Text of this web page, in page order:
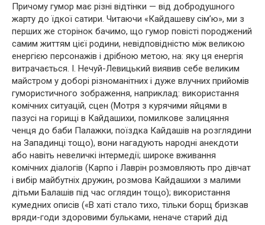
Причому гумор має різні відтінки — від добродушного
жарту до їдкої сатири. Читаючи «Кайдашеву сім’ю», ми з
перших же сторінок бачимо, що гумор повісті породжений
самим життям цієї родини, невідповідністю між великою
енергією персонажів і дрібною метою, на: яку ця енергія
витрачається. І. Нечуй-Левицький виявив себе великим
майстром у доборі різноманітних і дуже влучних прийомів
гумористичного зображення, наприклад: використання
комічних ситуацій, сцен (Мотря з курячими яйцями в
пазусі на горищі в Кайдашихи, помилкове залицяння
ченця до баби Палажки, поїздка Кайдашів на розглядини
на Западинці тощо), вони нагадують народні анекдоти
або навіть невеличкі інтермедії; широке вживання
комічних діалогів (Карпо і Лаврін розмовляють про дівчат
і вибір майбутніх дружин, розмова Кайдашихи з малими
дітьми Балашів під час оглядин тощо); використання
кумедних описів («В хаті стало тихо, тільки борщ бризкав
вряди-годи здоровими бульками, неначе старий дід